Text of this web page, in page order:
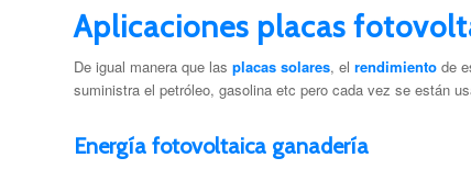
Aplicaciones placas
De igual manera que las placas solares, el rendimiento de
suministra el petróleo, gasolina etc pero cada vez se están
Energía fotovoltaica ganadería